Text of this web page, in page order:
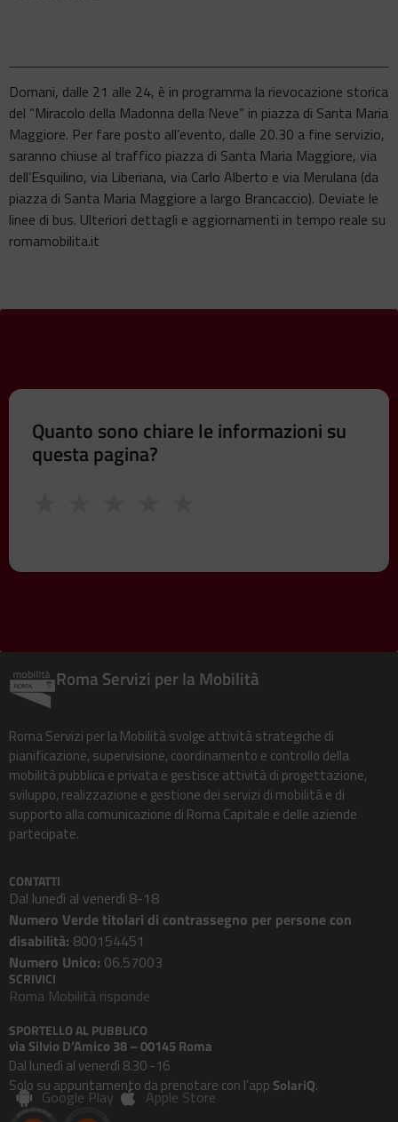
Domani, dalle 21 alle 24, è in programma la rievocazione storica
del “Miracolo della Madonna della Neve” in piazza di Santa Maria
Maggiore. Per fare posto all’evento, dalle 20.30 a fine servizio,
saranno chiuse al traffico piazza di Santa Maria Maggiore, via
dell’Esquilino, via Liberiana, via Carlo Alberto e via Merulana (da
piazza di Santa Maria Maggiore a largo Brancaccio). Deviate le
linee di bus. Ulteriori dettagli e aggiornamenti in tempo reale su
romamobilita.it
Quanto sono chiare le informazioni su
questa pagina?
Roma Servizi per la Mobilità
Roma Servizi per la Mobilità svolge attività strategiche di
pianificazione, supervisione, coordinamento e controllo della
mobilità pubblica e privata e gestisce attività di progettazione,
sviluppo, realizzazione e gestione dei servizi di mobilità e di
supporto alla comunicazione di Roma Capitale e delle aziende
partecipate.
CONTATTI
Dal lunedì al venerdì 8-18
Numero Verde titolari di contrassegno per persone con
disabilità: 800154451
Numero Unico: 06.57003
SCRIVICI
Roma Mobilità risponde
SPORTELLO AL PUBBLICO
via Silvio D’Amico 38 – 00145 Roma
Dal lunedì al venerdì 8.30 -16
Solo su appuntamento da prenotare con l’app SolariQ.
Google Play Apple Store